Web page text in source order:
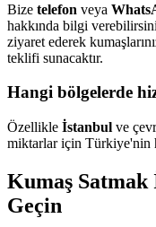
Bize telefon veya
hakkında bilgi
ziyaret ederek
teklifi sunacaktır.
Hangi bölgelerde
Özellikle İstanbul ve
miktarlar için Türkiye'nin
Kumaş
Geçin